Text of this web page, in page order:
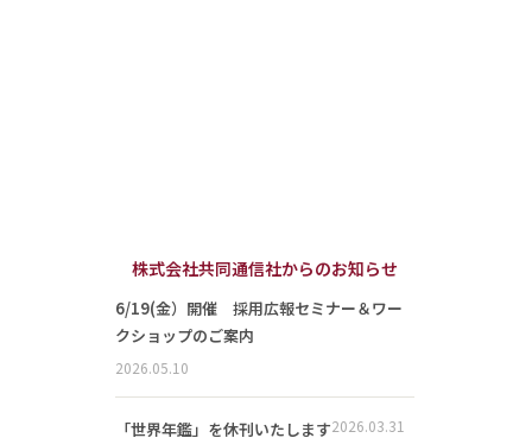
株式会社共同通信社からのお知らせ
6/19(金）開催 採用広報セミナー＆ワー
クショップのご案内
2026.05.10
「世界年鑑」を休刊いたします2026.03.31